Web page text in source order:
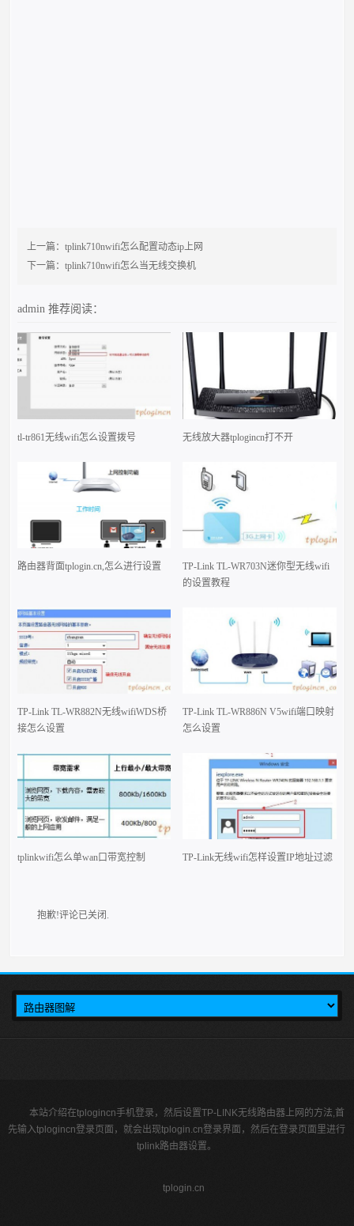
上一篇：tplink710nwifi怎么配置动态ip上网
下一篇：tplink710nwifi怎么当无线交换机
admin推荐阅读：
tl-tr861无线wifi怎么设置拨号 无线放大器tplogincn打不开
路由器背面tplogin.cn,怎么进行设置
TP-Link TL-WR703N迷你型无线wifi
的设置教程
TP-Link TL-WR882N无线wifiWDS桥
接怎么设置
TP-Link TL-WR886N V5wifi端口映射
怎么设置
tplinkwifi怎么单wan口带宽控制 TP-Link无线wifi怎样设置IP地址过滤
抱歉!评论已关闭.
本站介绍在tplogincn手机登录，然后设置TP-LINK无线路由器上网的方法,首
先输入tplogincn登录页面，就会出现tplogin.cn登录界面，然后在登录页面里进行
tplink路由器设置。
tplogin.cn